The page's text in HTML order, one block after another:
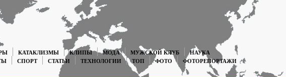
КАТАКЛИЗМЫ КЛИПЫ МОДА МУЖСКОЙ КЛУБ
НАУКА
СПОРТ СТАТЬИ ТЕХНОЛОГИИ ТОП ФОТО
ФОТОРЕПОРТАЖИ